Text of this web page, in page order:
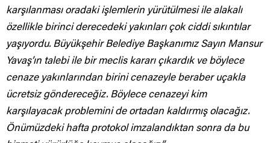
karşılanması oradaki işlemlerin yürütülmesi ile alakalı
özellikle birinci derecedeki yakınları çok ciddi sıkıntılar
yaşıyordu. Büyükşehir Belediye Başkanımız Sayın Mansur
Yavaş’ın talebi ile bir meclis kararı çıkardık ve böylece
cenaze yakınlarından birini cenazeyle beraber uçakla
ücretsiz göndereceğiz. Böylece cenazeyi kim
karşılayacak problemini de ortadan kaldırmış olacağız.
Önümüzdeki hafta protokol imzalandıktan sonra da bu